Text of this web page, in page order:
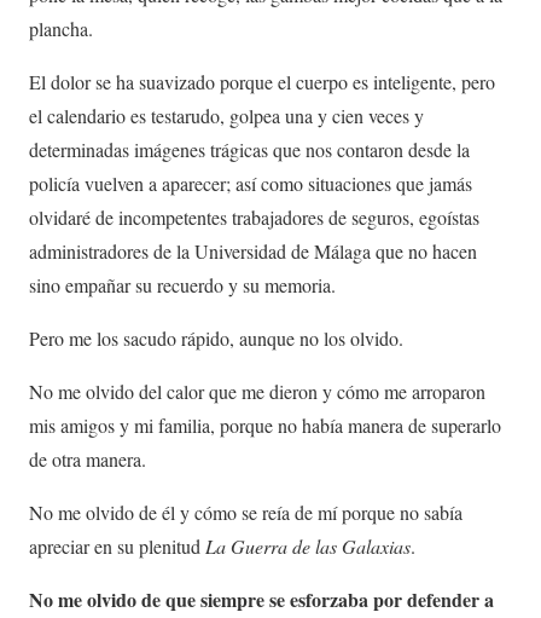
plancha.
El dolor se ha suavizado porque el cuerpo es inteligente, pero
el calendario es testarudo, golpea una y cien veces y
determinadas imágenes trágicas que nos contaron desde la
policía vuelven a aparecer; así como situaciones que jamás
olvidaré de incompetentes trabajadores de seguros, egoístas
administradores de la Universidad de Málaga que no hacen
sino empañar su recuerdo y su memoria.
Pero me los sacudo rápido, aunque no los olvido.
No me olvido del calor que me dieron y cómo me arroparon
mis amigos y mi familia, porque no había manera de superarlo
de otra manera.
No me olvido de él y cómo se reía de mí porque no sabía
apreciar en su plenitud La Guerra de las Galaxias.
No me olvido de que siempre se esforzaba por defender a